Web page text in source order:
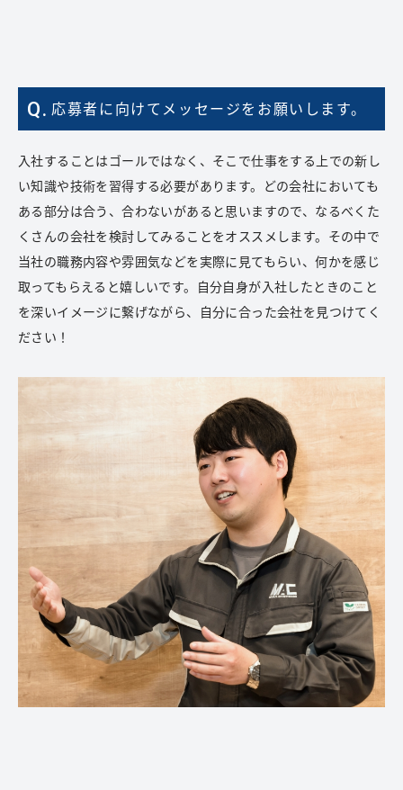
Q. 応募者に向けてメッセージをお願いします。
入社することはゴールではなく、そこで仕事をする上での新し
い知識や技術を習得する必要があります。どの会社においても
ある部分は合う、合わないがあると思いますので、なるべくた
くさんの会社を検討してみることをオススメします。その中で
当社の職務内容や雰囲気などを実際に見てもらい、何かを感じ
取ってもらえると嬉しいです。自分自身が入社したときのこと
を深いイメージに繋げながら、自分に合った会社を見つけてく
ださい！